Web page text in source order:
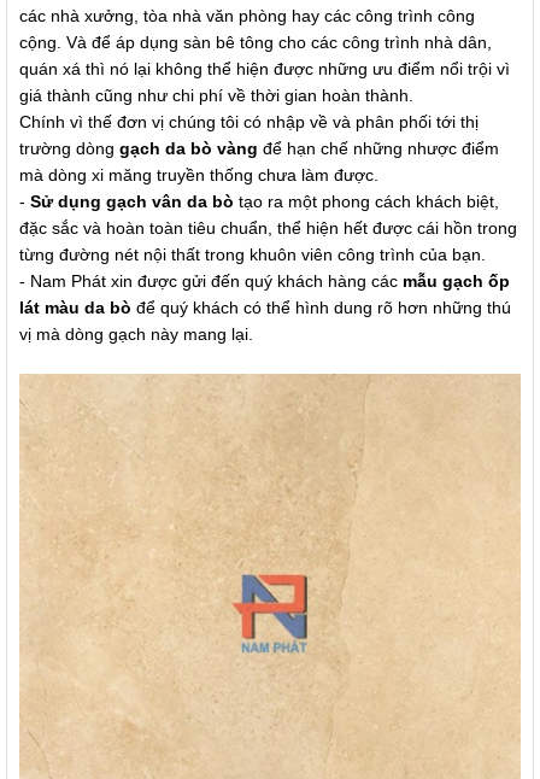
các nhà xưởng, tòa nhà văn phòng hay các công trình công
cộng. Và để áp dụng sàn bê tông cho các công trình nhà dân,
quán xá thì nó lại không thể hiện được những ưu điểm nổi trội vì
giá thành cũng như chi phí về thời gian hoàn thành.
Chính vì thế đơn vị chúng tôi có nhập về và phân phối tới thị
trường dòng gạch da bò vàng để hạn chế những nhược điểm
mà dòng xi măng truyền thống chưa làm được.
- Sử dụng gạch vân da bò tạo ra một phong cách khách biệt,
đặc sắc và hoàn toàn tiêu chuẩn, thể hiện hết được cái hồn trong
từng đường nét nội thất trong khuôn viên công trình của bạn.
- Nam Phát xin được gửi đến quý khách hàng các mẫu gạch ốp
lát màu da bò để quý khách có thể hình dung rõ hơn những thú
vị mà dòng gạch này mang lại.